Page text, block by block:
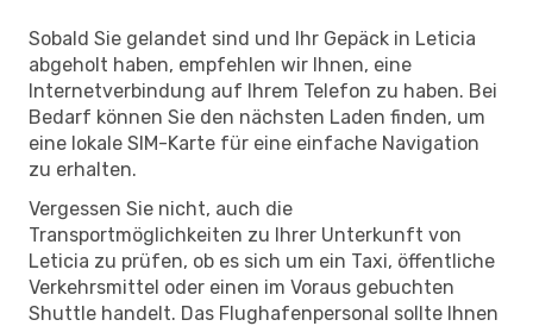
Sobald Sie gelandet sind und Ihr Gepäck in Leticia
abgeholt haben, empfehlen wir Ihnen, eine
Internetverbindung auf Ihrem Telefon zu haben. Bei
Bedarf können Sie den nächsten Laden finden, um
eine lokale SIM-Karte für eine einfache Navigation
zu erhalten.
Vergessen Sie nicht, auch die
Transportmöglichkeiten zu Ihrer Unterkunft von
Leticia zu prüfen, ob es sich um ein Taxi, öffentliche
Verkehrsmittel oder einen im Voraus gebuchten
Shuttle handelt. Das Flughafenpersonal sollte Ihnen